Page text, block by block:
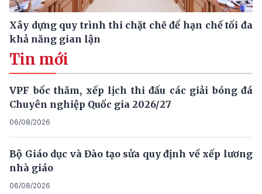
Xây dựng quy trình thi chặt chẽ để hạn chế tối đa
khả năng gian lận
Tin mới
VPF bốc thăm, xếp lịch thi đấu các giải bóng đá
Chuyên nghiệp Quốc gia 2026/27
06/08/2026
Bộ Giáo dục và Đào tạo sửa quy định về xếp lương
nhà giáo
06/08/2026